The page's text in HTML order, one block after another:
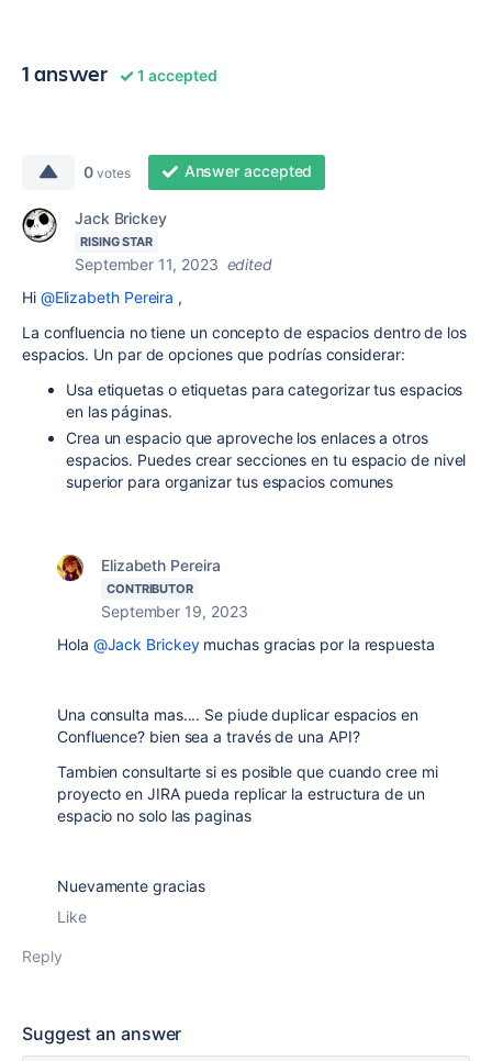
1 answer 1 accepted
0 votes Answer accepted
Jack Brickey
RISING STAR
September 11, 2023 edited
Hi @Elizabeth Pereira ,
La confluencia no tiene un concepto de espacios dentro de los
espacios. Un par de opciones que podrías considerar:
Usa etiquetas o etiquetas para categorizar tus espacios
en las páginas.
Crea un espacio que aproveche los enlaces a otros
espacios. Puedes crear secciones en tu espacio de nivel
superior para organizar tus espacios comunes
Elizabeth Pereira
CONTRIBUTOR
September 19, 2023
Hola @Jack Brickeymuchas gracias por la respuesta
Una consulta mas.... Se piude duplicar espacios en
Confluence? bien sea a través de una API?
Tambien consultarte si es posible que cuando cree mi
proyecto en JIRA pueda replicar la estructura de un
espacio no solo las paginas
Nuevamente gracias
Like
Reply
Suggest an answer